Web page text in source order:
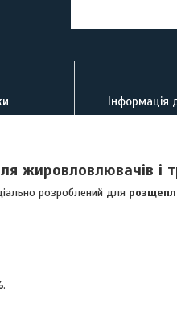
Інформація
жировловлювачів і
розроблений для
.